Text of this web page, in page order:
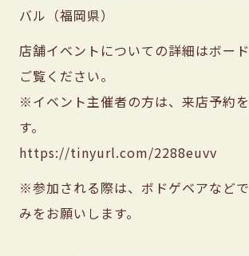
バル（福岡県）
店舗イベントについての詳細はボー
ご覧ください。
※イベント主催者の方は、来店予約
す。
https://tinyurl.com/2288euvv
※参加される際は、ボドゲベアなど
みをお願いします。